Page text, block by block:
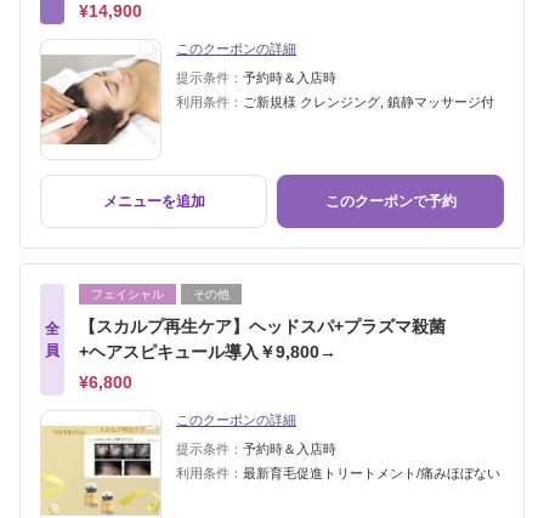
¥14,900
このクーポンの詳細
提示条件： 予約時＆入店時
利用条件： ご新規様 クレンジング, 鎮静マッサージ付
メニューを追加 このクーポンで予約
全
員
フェイシャル その他
【スカルプ再生ケア】ヘッドスパ+プラズマ殺菌
+ヘアスピキュール導入￥9,800→
¥6,800
このクーポンの詳細
提示条件： 予約時＆入店時
利用条件： 最新育毛促進トリートメント/痛みほぼない